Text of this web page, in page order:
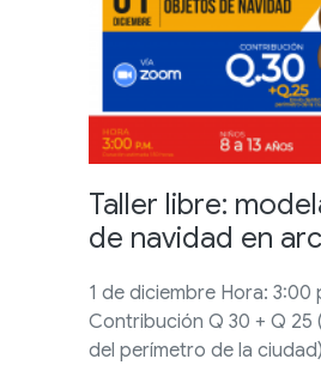
Taller libre:
de navidad en
1 de diciembre Hora: 3:00
Contribución Q 30 + Q 25
del perímetro de la